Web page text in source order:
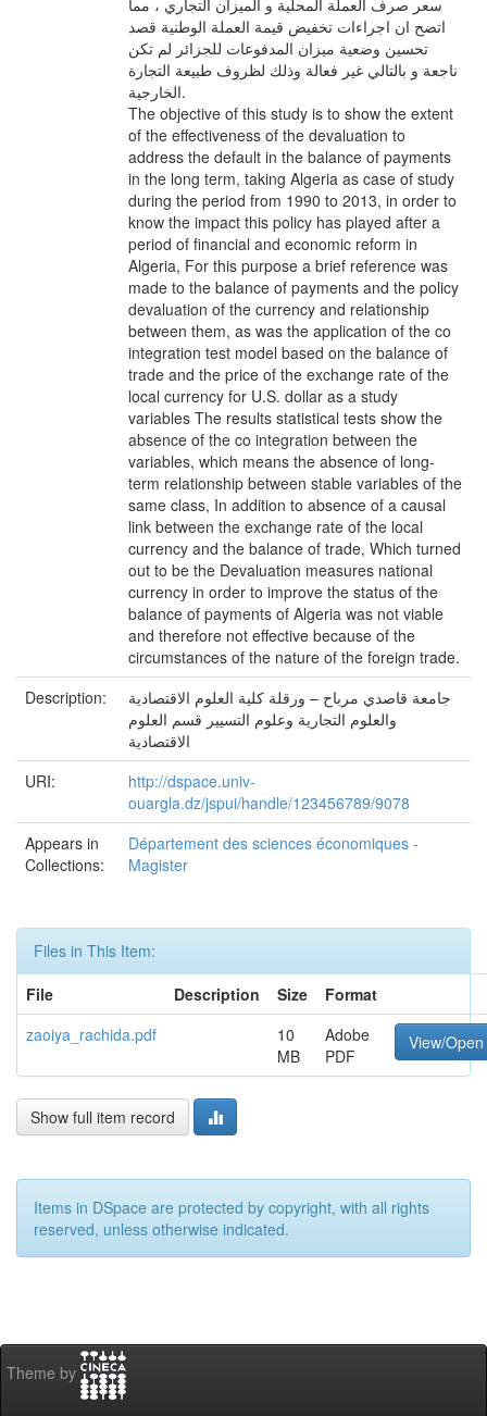
سعر صرف العملة المحلية و الميزان التجاري ، مما
اتضح ان اجراءات تخفيض قيمة العملة الوطنية قصد
تحسين وضعية ميزان المدفوعات للجزائر لم تكن
ناجعة و بالتالي غير فعالة وذلك لظروف طبيعة التجارة
الخارجية.
The objective of this study is to show the extent
of the effectiveness of the devaluation to
address the default in the balance of payments
in the long term, taking Algeria as case of study
during the period from 1990 to 2013, in order to
know the impact this policy has played after a
period of financial and economic reform in
Algeria, For this purpose a brief reference was
made to the balance of payments and the policy
devaluation of the currency and relationship
between them, as was the application of the co
integration test model based on the balance of
trade and the price of the exchange rate of the
local currency for U.S. dollar as a study
variables The results statistical tests show the
absence of the co integration between the
variables, which means the absence of long-
term relationship between stable variables of the
same class, In addition to absence of a causal
link between the exchange rate of the local
currency and the balance of trade, Which turned
out to be the Devaluation measures national
currency in order to improve the status of the
balance of payments of Algeria was not viable
and therefore not effective because of the
circumstances of the nature of the foreign trade.
Description:
جامعة قاصدي مرباح – ورقلة كلية العلوم الاقتصادية
والعلوم التجارية وعلوم التسيير قسم العلوم
الاقتصادية
URI:
http://dspace.univ-
ouargla.dz/jspui/handle/123456789/9078
Appears in
Collections:
Département des sciences économiques -
Magister
Files in This Item:
File
Description Size
Format
zaoiya_rachida.pdf
10
MB
Adobe
PDF
View/Open
Show full item record
Items in DSpace are protected by copyright, with all rights
reserved, unless otherwise indicated.
Theme by